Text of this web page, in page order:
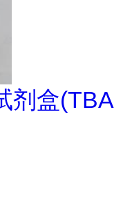
剂盒(TBA